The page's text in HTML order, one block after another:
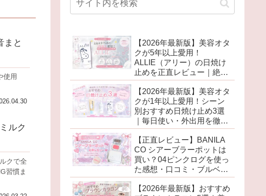
まと
使用
ルク
クで全
習慣ま
【2026年最新版】美容オタ
クが5年以上愛用！
ALLIE（アリー）の日焼け
止めを正直レビュー｜絶対
に焼きたくない日の相棒♡
【2026年最新版】美容オタ
クが1年以上愛用！シーン
別おすすめ日焼け止め3選
｜毎日使い・外出用を徹底
比較♡
【正直レビュー】BANILA
CO シアーブラーポットは
買い？04ピンクログを使っ
た感想・口コミ・ブルベ向
けカラーも紹介♡
【2026年最新版】おすすめ